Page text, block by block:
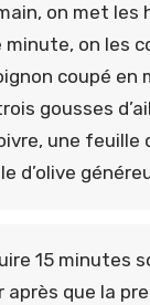
on met les
on les
coupé en
gousses
une feuille
d’olive
15 minutes
après que la